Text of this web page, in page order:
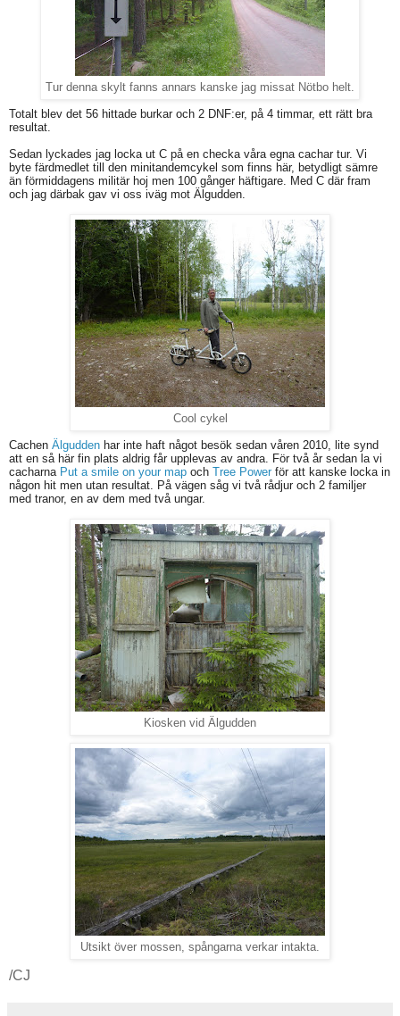
Tur denna skylt fanns annars kanske jag missat Nötbo helt.
Totalt blev det 56 hittade burkar och 2 DNF:er, på 4 timmar, ett rätt bra
resultat.
Sedan lyckades jag locka ut C på en checka våra egna cachar tur. Vi
byte färdmedlet till den minitandemcykel som finns här, betydligt sämre
än förmiddagens militär hoj men 100 gånger häftigare. Med C där fram
och jag därbak gav vi oss iväg mot Älgudden.
Cool cykel
Cachen Älgudden har inte haft något besök sedan våren 2010, lite synd
att en så här fin plats aldrig får upplevas av andra. För två år sedan la vi
cacharna Put a smile on your map och Tree Power för att kanske locka in
någon hit men utan resultat. På vägen såg vi två rådjur och 2 familjer
med tranor, en av dem med två ungar.
Kiosken vid Älgudden
Utsikt över mossen, spångarna verkar intakta.
/CJ